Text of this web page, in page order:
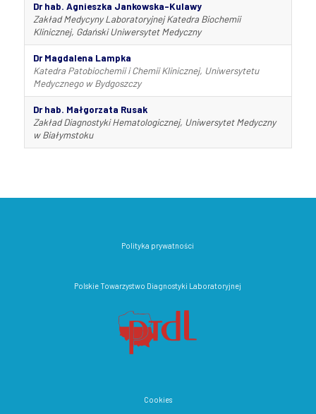
Dr hab. Agnieszka Jankowska-Kulawy
Zakład Medycyny Laboratoryjnej Katedra Biochemii
Klinicznej, Gdański Uniwersytet Medyczny
Dr Magdalena Lampka
Katedra Patobiochemii i Chemii Klinicznej, Uniwersytetu
Medycznego w Bydgoszczy
Dr hab. Małgorzata Rusak
Zakład Diagnostyki Hematologicznej, Uniwersytet Medyczny
w Białymstoku
Polityka prywatności
Polskie Towarzystwo Diagnostyki Laboratoryjnej
Cookies